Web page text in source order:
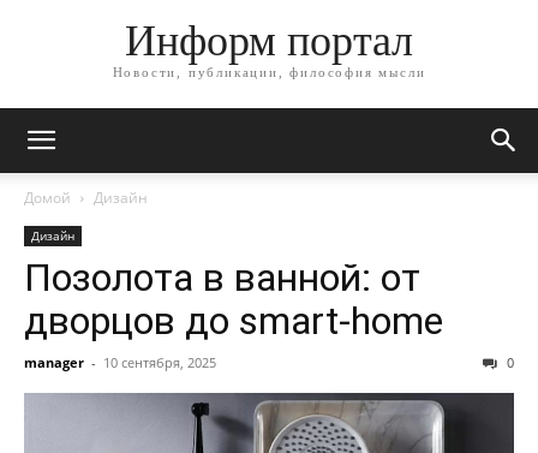
Информ портал
Новости, публикации, философия мысли
Домой Дизайн
Дизайн
Позолота в ванной: от
дворцов до smart-home
manager - 10 сентября, 2025 0